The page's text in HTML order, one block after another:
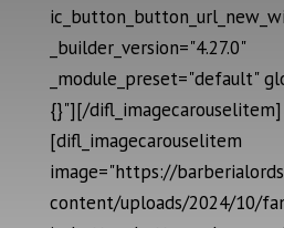
_builder_version="4.27.0"
_module_preset="default"
{}"][/difl_imagecarouselitem]
[difl_imagecarouselitem
image="https://
content/uploads/2024/10/